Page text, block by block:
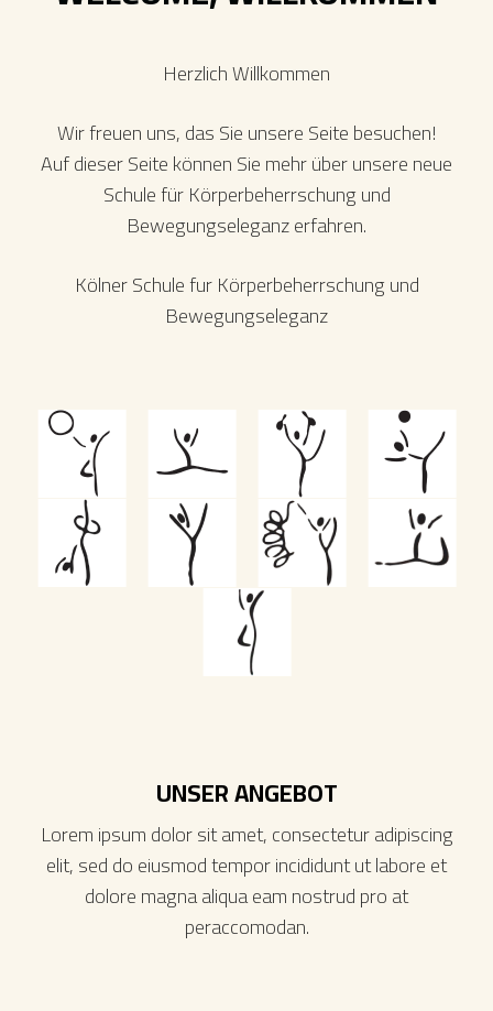
Herzlich Willkommen
Wir freuen uns, das Sie unsere Seite besuchen!
Auf dieser Seite können Sie mehr über unsere neue
Schule für Körperbeherrschung und
Bewegungseleganz erfahren.
Kölner Schule fur Körperbeherrschung und
Bewegungseleganz
UNSER ANGEBOT
Lorem ipsum dolor sit amet, consectetur adipiscing
elit, sed do eiusmod tempor incididunt ut labore et
dolore magna aliqua eam nostrud pro at
peraccomodan.